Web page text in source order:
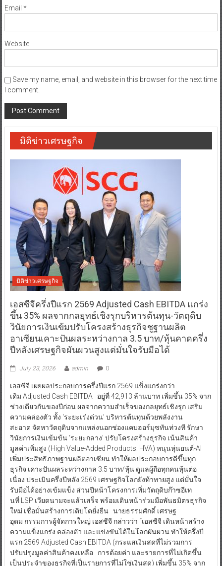
Email *
Website
Save my name, email, and website in this browser for the next time
I comment.
มิติข่าวเศรษฐกิจ
มิติข่าวเศรษฐกิจ
เอสซีจีครึ่งปีแรก 2569 Adjusted Cash EBITDA แกร่ง
ขึ้น 35% ผลจากกลยุทธ์เชิงรุกบริหารต้นทุน-วัตถุดิบ
วินัยการเงินเข้มปรับโครงสร้างธุรกิจชูฐานผลิต
อาเซียนเคาะปันผลระหว่างกาล 3.5 บาท/หุ้นคาดครึ่ง
ปีหลังเศรษฐกิจผันผวนสูงแต่มั่นใจรับมือได้
July 23, 2026 admin 0
เอสซีจี เผยผลประกอบการครึ่งปีแรก 2569 แข็งแกร่งกว่า
เดิม Adjusted Cash EBITDA อยู่ที่ 42,913 ล้านบาท เพิ่มขึ้น 35% จาก
ช่วงเดียวกันของปีก่อน ผลจากความสำเร็จของกลยุทธ์เชิงรุก เสริม
ความคล่องตัว ทั้ง ‘ระยะเร่งด่วน’ บริหารต้นทุนด้วยพลังงาน
สะอาด จัดหาวัตถุดิบจากแหล่งนอกช่องแคบฮอร์มุซทันท่วงที รักษา
วินัยการเงินเข้มข้น ‘ระยะกลาง’ ปรับโครงสร้างธุรกิจ เน้นสินค้า
มูลค่าเพิ่มสูง (High Value-Added Products: HVA) หนุนหุ่นยนต์-AI
เพิ่มประสิทธิภาพฐานผลิตอาเซียน ทำให้ผลประกอบการดีขึ้นทุก
ธุรกิจ เคาะปันผลระหว่างกาล 3.5 บาท/หุ้น ดูแลผู้ถือทุกคนหุ้นต่อ
เนื่อง ประเมินครึ่งปีหลัง 2569 เศรษฐกิจโลกยังท้าทายสูง แต่มั่นใจ
รับมือได้อย่างเข้มแข็ง ส่วนปีหน้าโครงการเพิ่มวัตถุดิบก๊าซอีเท
นที่ LSP เวียดนามจะแล้วเสร็จ พร้อมเดินหน้าร่วมมือพันธมิตรธุรกิจ
ใหม่ เชื่อมั่นสร้างการเติบโตยั่งยืน นายธรรมศักดิ์ เศรษฐ
อุดม กรรมการผู้จัดการใหญ่ เอสซีจี กล่าวว่า “เอสซีจี เดินหน้าสร้าง
ความแข็งแกร่ง คล่องตัว และแข่งขันได้ในโลกผันผวน ทำให้ครึ่งปี
แรก 2569 Adjusted Cash EBITDA (กระแสเงินสดที่ไม่รวมการ
ปรับปรุงมูลค่าสินค้าคงเหลือ การด้อยค่า และรายการที่ไม่เกิดขึ้น
เป็นประจำของธุรกิจที่เป็นรายการที่ไม่ใช่เงินสด) เพิ่มขึ้น 35% จาก